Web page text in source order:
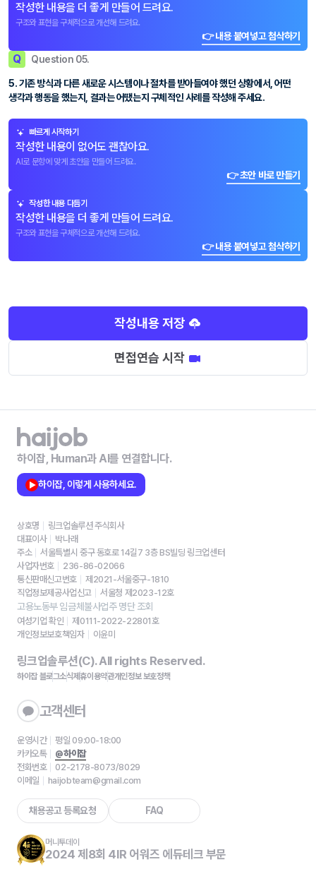
작성한 내용을 더 좋게 만들어 드려요.
구조와 표현을 구체적으로 개선해 드려요.
👉 내용 붙여넣고 첨삭하기
Q Question 05.
5. 기존 방식과 다른 새로운 시스템이나 절차를 받아들여야 했던 상황에서, 어떤
생각과 행동을 했는지, 결과는 어땠는지 구체적인 사례를 작성해 주세요.
빠르게 시작하기
작성한 내용이 없어도 괜찮아요.
AI로 문항에 맞게 초안을 만들어 드려요.
👉 초안 바로 만들기
작성한 내용 다듬기
작성한 내용을 더 좋게 만들어 드려요.
구조와 표현을 구체적으로 개선해 드려요.
👉 내용 붙여넣고 첨삭하기
작성내용 저장
면접연습 시작
하이잡, Human과 AI를 연결합니다.
하이잡, 이렇게 사용하세요.
상호명
링크업솔루션 주식회사
대표이사
박나래
주소
서울특별시 중구 동호로 14길7 3층 BS빌딩 링크업센터
사업자번호
236-86-02066
통신판매신고번호
제2021-서울중구-1810
직업정보제공사업신고
서울청 제2023-12호
고용노동부 임금체불사업주 명단 조회
여성기업 확인
제0111-2022-22801호
개인정보보호책임자
이윤미
링크업솔루션(C). All rights Reserved.
하이잡 블로그소식제휴이용약관개인정보 보호정책
고객센터
운영시간
평일 09:00-18:00
카카오톡
@하이잡
전화번호
02-2178-8073/8029
이메일
haijobteam@gmail.com
채용공고 등록요청 FAQ
머니투데이
2024 제8회 4IR 어워즈 에듀테크 부문